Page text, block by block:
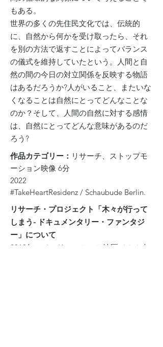
もある。
世界の多くの先住民文化では、伝統的
に、自然から何かを受け取ったら、それ
を別の方法で返すことによってバランス
の儀式を維持していたという。人間と自
然の間の今日の対立関係を反映する物語
はあるだろうか?人がいること、またいな
くなることは自然にとってどんなことな
のか？そして、人間の自然に対する感情
は、自然にとってどんな意味があるのだ
ろう?
作品カテゴリー ： リサーチ、ストップモ
ーション映像 6分
2022
#TakeHeartResidenz / Schaubude Berlin.
リサーチ・プロジェクト「木々が行って
しまう- ドキュメンタリー・ファンタジ
ー」について
2019年にベルリン・ミッテ地区で１１本